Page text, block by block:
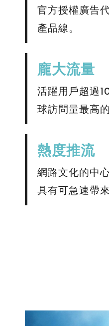
官方授權廣告
產品線。
​龐大流量
活躍用戶超過
球訪問量最高
熱度推流
網路文化的中
具有可急速帶